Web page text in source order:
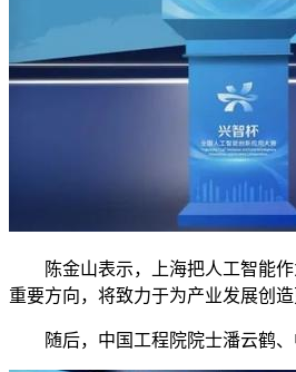
陈金山表示，上海把人工智能作
重要方向，将致力于为产业发展创
随后，中国工程院院士潘云鹤、